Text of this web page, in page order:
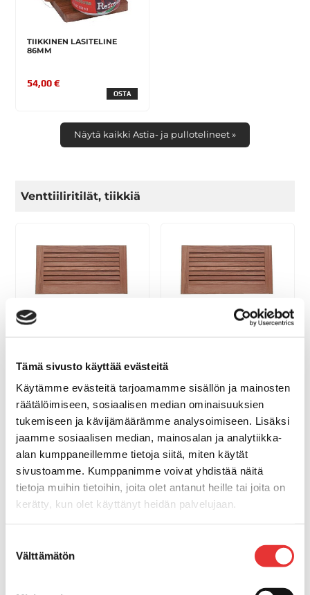
Tämä sivusto käyttää evästeitä
Käytämme evästeitä tarjoamamme sisällön ja mainosten
räätälöimiseen, sosiaalisen median ominaisuuksien
tukemiseen ja kävijämäärämme analysoimiseen. Lisäksi
jaamme sosiaalisen median, mainosalan ja analytiikka-
alan kumppaneillemme tietoja siitä, miten käytät
sivustoamme. Kumppanimme voivat yhdistää näitä
tietoja muihin tietoihin, joita olet antanut heille tai joita on
kerätty, kun olet käyttänyt heidän palvelujaan.
valinta
Välttämätön
TIIKKINEN LASITELINE
86MM
54,00 €
OSTA
Näytä kaikki Astia- ja pullotelineet »
Venttiiliritilät, tiikkiä
VENTTIILIRITILÄ TIIKKIÄ
28X16CM
OSTA
VENTTIILIRITILÄ TIIKKIÄ
VENTTIILIRITILÄ TIIKKIÄ
23X41CM
VENTTIILIRITILÄ TIIKKIÄ
23X19CM